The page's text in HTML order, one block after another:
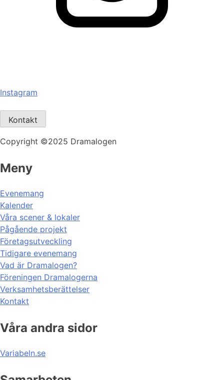
Instagram
Kontakt
Copyright ©2025 Dramalogen
Meny
Evenemang
Kalender
Våra scener & lokaler
Pågående projekt
Företagsutveckling
Tidigare evenemang
Vad är Dramalogen?
Föreningen Dramalogerna
Verksamhetsberättelser
Kontakt
Våra andra sidor
Variabeln.se